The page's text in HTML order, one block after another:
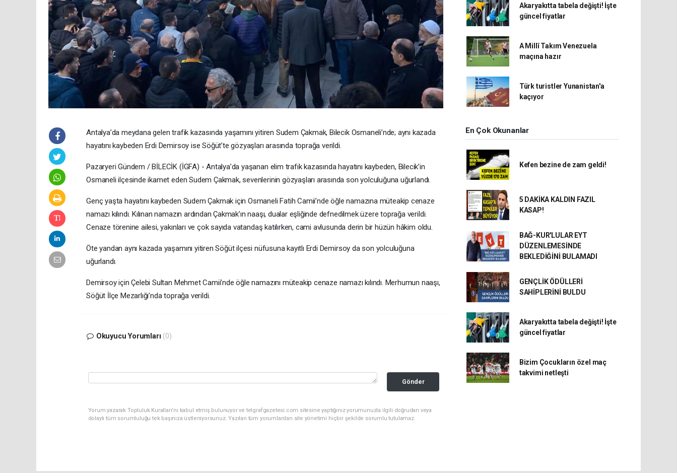
Antalya’da meydana gelen trafik kazasında yaşamını yitiren Sudem Çakmak, Bilecik Osmaneli’nde; aynı kazada
hayatını kaybeden Erdi Demirsoy ise Söğüt’te gözyaşları arasında toprağa verildi.
Pazaryeri Gündem / BİLECİK (İGFA) - Antalya’da yaşanan elim trafik kazasında hayatını kaybeden, Bilecik’in
Osmaneli ilçesinde ikamet eden Sudem Çakmak, sevenlerinin gözyaşları arasında son yolculuğuna uğurlandı.
Genç yaşta hayatını kaybeden Sudem Çakmak için Osmaneli Fatih Camii’nde öğle namazına müteakip cenaze
namazı kılındı. Kılınan namazın ardından Çakmak’ın naaşı, dualar eşliğinde defnedilmek üzere toprağa verildi.
Cenaze törenine ailesi, yakınları ve çok sayıda vatandaş katılırken, cami avlusunda derin bir hüzün hâkim oldu.
Öte yandan aynı kazada yaşamını yitiren Söğüt ilçesi nüfusuna kayıtlı Erdi Demirsoy da son yolculuğuna
uğurlandı.
Demirsoy için Çelebi Sultan Mehmet Camii’nde öğle namazını müteakip cenaze namazı kılındı. Merhumun naaşı,
Söğüt İlçe Mezarlığı’nda toprağa verildi.
Okuyucu Yorumları (0)
Gönder
Yorum yazarak Topluluk Kuralları’nı kabul etmiş bulunuyor ve telgrafgazetesi.com sitesine yaptığınız yorumunuzla ilgili doğrudan veya
dolaylı tüm sorumluluğu tek başınıza üstleniyorsunuz. Yazılan tüm yorumlardan site yönetimi hiçbir şekilde sorumlu tutulamaz.
Akaryakıtta tabela değişti! İşte
güncel fiyatlar
A Millî Takım Venezuela
maçına hazır
Türk turistler Yunanistan'a
kaçıyor
En Çok Okunanlar
Kefen bezine de zam geldi!
5 DAKİKA KALDIN FAZIL
KASAP!
BAĞ-KUR'LULAR EYT
DÜZENLEMESİNDE
BEKLEDİĞİNİ BULAMADI
GENÇLİK ÖDÜLLERİ
SAHİPLERİNİ BULDU
Akaryakıtta tabela değişti! İşte
güncel fiyatlar
Bizim Çocukların özel maç
takvimi netleşti